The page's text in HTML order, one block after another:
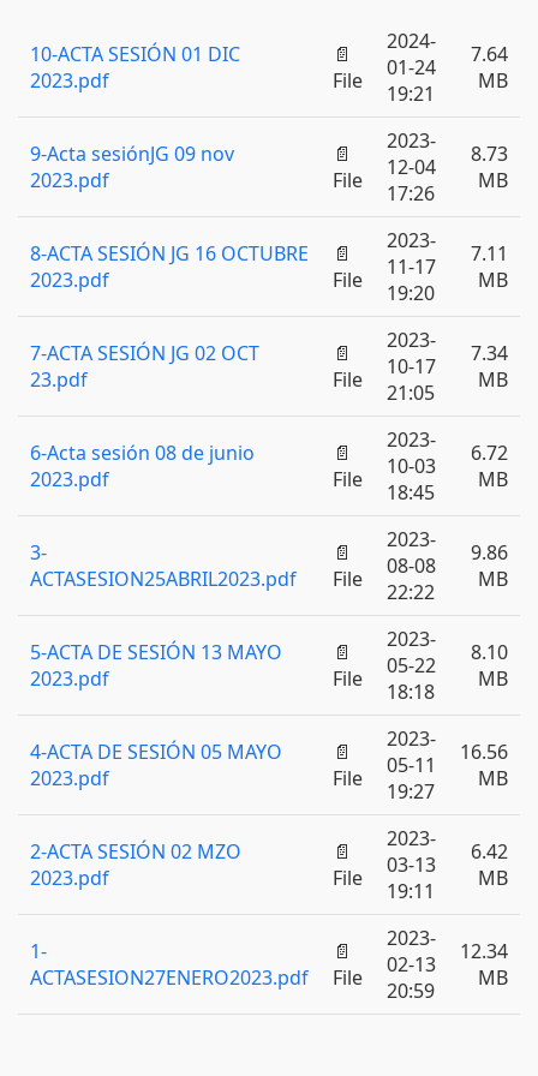
10-ACTA SESIÓN 01 DIC
2023.pdf
📄
File
2024-
01-24
19:21
7.64
MB
9-Acta sesiónJG 09 nov
2023.pdf
📄
File
2023-
12-04
17:26
8.73
MB
8-ACTA SESIÓN JG 16 OCTUBRE
2023.pdf
📄
File
2023-
11-17
19:20
7.11
MB
7-ACTA SESIÓN JG 02 OCT
23.pdf
📄
File
2023-
10-17
21:05
7.34
MB
6-Acta sesión 08 de junio
2023.pdf
📄
File
2023-
10-03
18:45
6.72
MB
3-
ACTASESION25ABRIL2023.pdf
📄
File
2023-
08-08
22:22
9.86
MB
5-ACTA DE SESIÓN 13 MAYO
2023.pdf
📄
File
2023-
05-22
18:18
8.10
MB
4-ACTA DE SESIÓN 05 MAYO
2023.pdf
📄
File
2023-
05-11
19:27
16.56
MB
2-ACTA SESIÓN 02 MZO
2023.pdf
📄
File
2023-
03-13
19:11
6.42
MB
1-
ACTASESION27ENERO2023.pdf
📄
File
2023-
02-13
20:59
12.34
MB